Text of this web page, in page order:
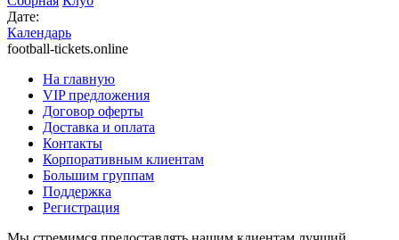
Дате:
Календарь
football-tickets.online
На главную
VIP предложения
Договор оферты
Доставка и оплата
Контакты
Корпоративным клиентам
Большим группам
Поддержка
Регистрация